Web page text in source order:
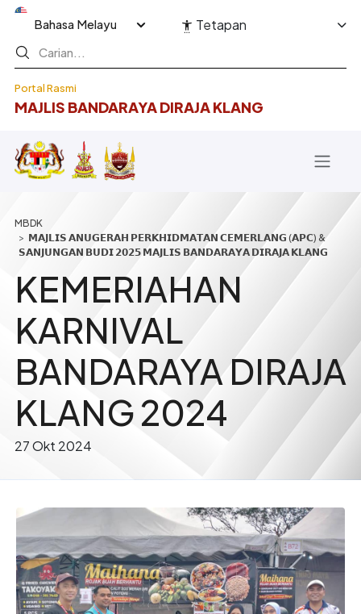
Langkau ke kandungan utama
Portal Rasmi
MAJLIS BANDARAYA DIRAJA KLANG
Select your language Tetapan
Breadcrumb
𝗠𝗔𝗝𝗟𝗜𝗦 𝗔𝗡𝗨𝗚𝗘𝗥𝗔𝗛 𝗣𝗘𝗥𝗞𝗛𝗜𝗗𝗠𝗔𝗧𝗔𝗡 𝗖𝗘𝗠𝗘𝗥𝗟𝗔𝗡𝗚 (𝗔𝗣𝗖) &
𝗦𝗔𝗡𝗝𝗨𝗡𝗚𝗔𝗡 𝗕𝗨𝗗𝗜 𝟮𝟬𝟮𝟱 𝗠𝗔𝗝𝗟𝗜𝗦 𝗕𝗔𝗡𝗗𝗔𝗥𝗔𝗬𝗔 𝗗𝗜𝗥𝗔𝗝𝗔 𝗞𝗟𝗔𝗡𝗚
KEMERIAHAN
KARNIVAL
BANDARAYA DIRAJA
KLANG 2024
27 Okt 2024